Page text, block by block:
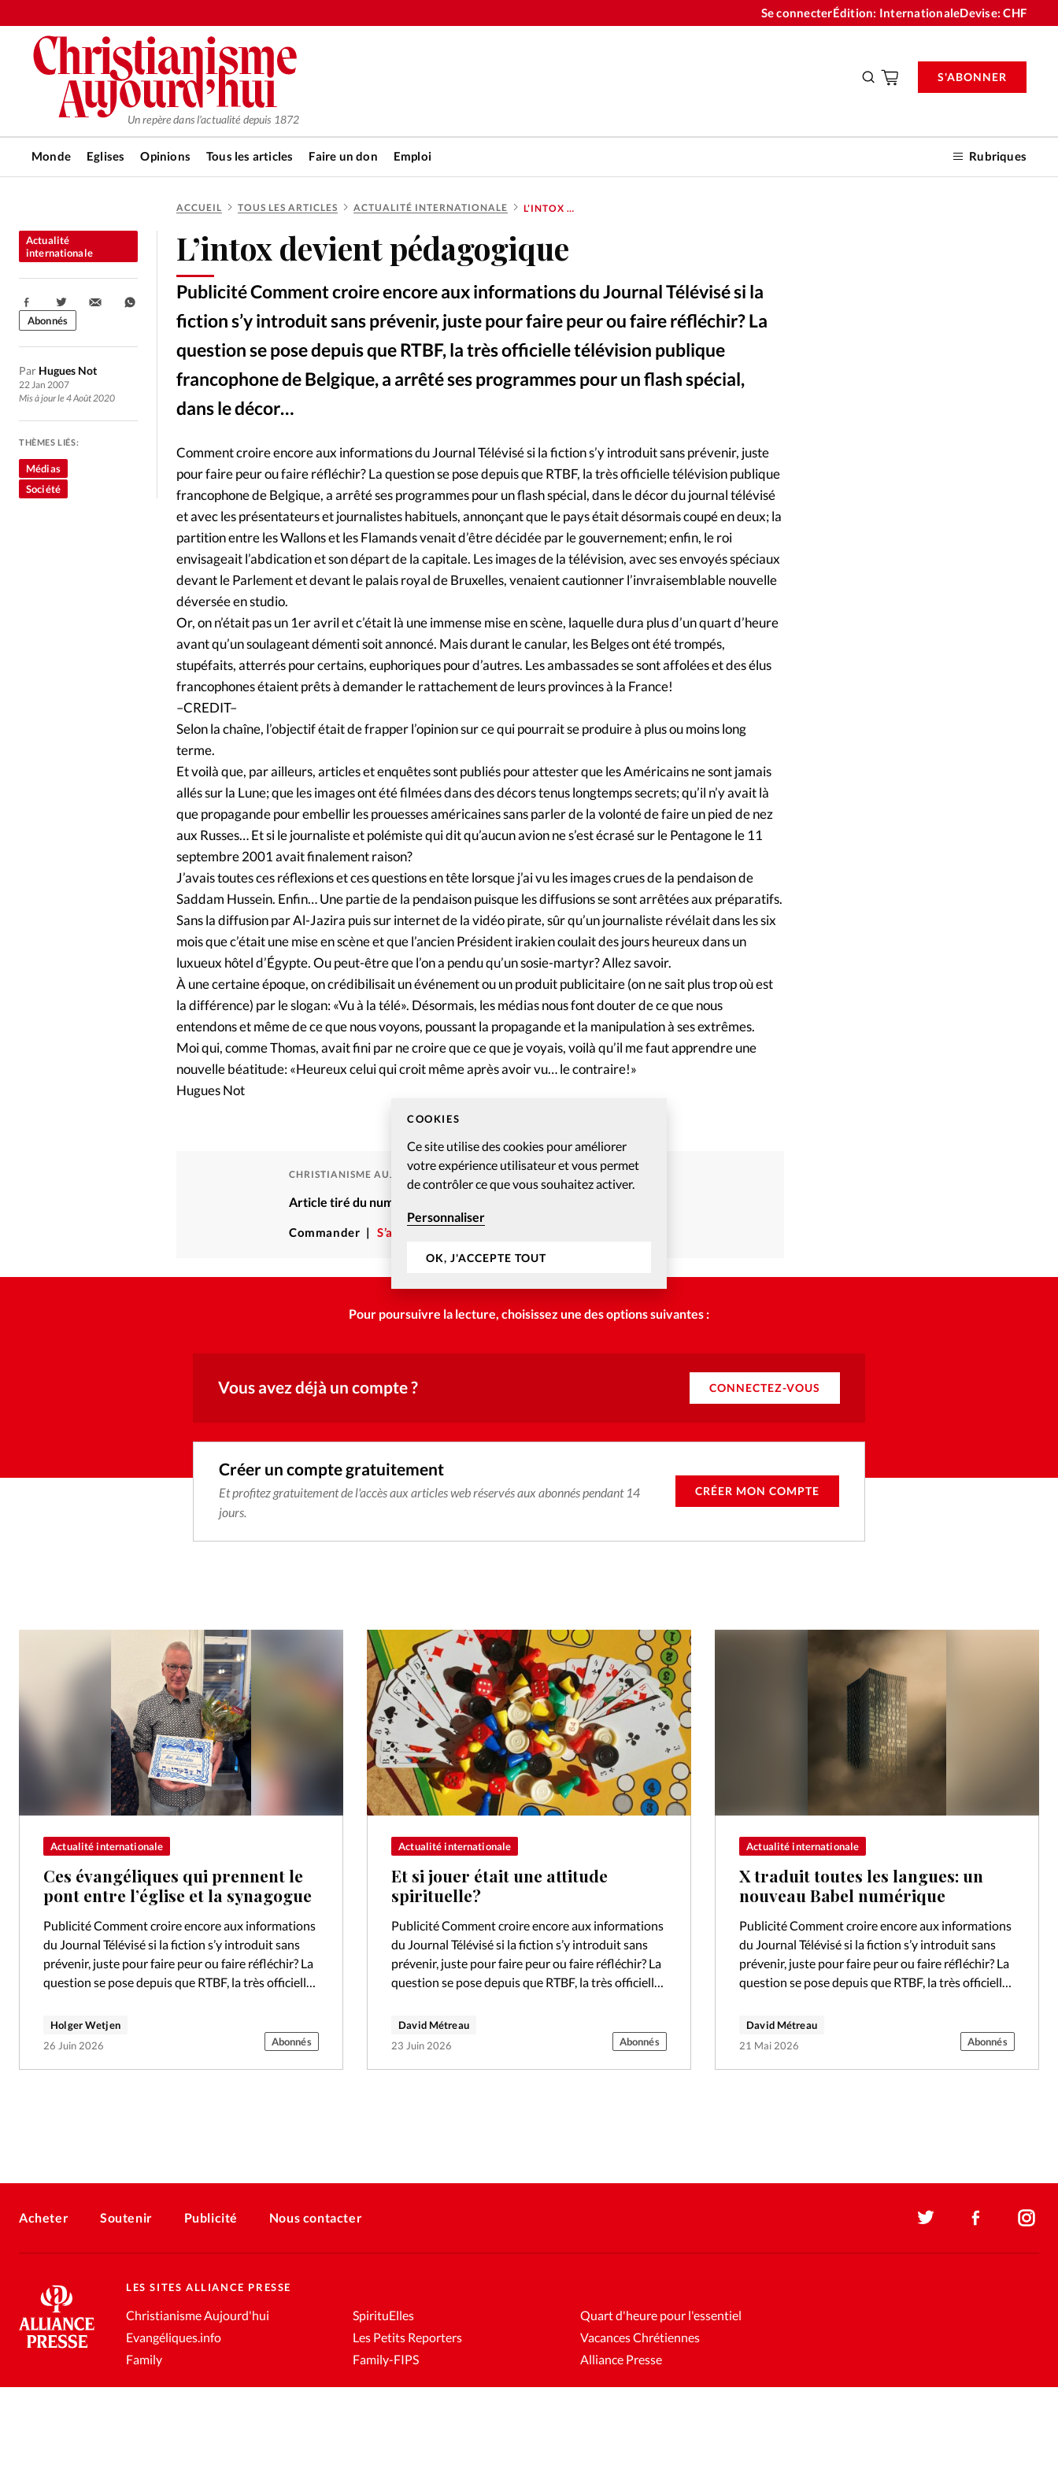
COOKIES
Ce site utilise des cookies pour améliorer
votre expérience utilisateur et vous permet
de contrôler ce que vous souhaitez activer.
Personnaliser
OK, J'ACCEPTE TOUT
Se connecterÉdition: InternationaleDevise:CHF
Un repère dans l'actualité depuis 1872
Monde Eglises Opinions Tous les articles Faire un don Emploi Rubriques
S'ABONNER
RUBRIQUES
Tous les articles
Actualité chrétienne
Actualité internationale
Chronique
Culture
Dossier Eglises
Foi
Génération réveil
Monde
Publireportage
Relations Aujourd'hui
Société
Tour du monde des Eglises
Vécu Vie Intérieure
Faire un don
La boutique
À propos
Mon compte
Changemement d'adresse
Nous contacter
Emploi
ACCUEIL TOUS LES ARTICLES ACTUALITÉ INTERNATIONALE L’INTOX DEVIENT PÉDAGOGIQUE
L’intox devient pédagogique
Publicité Comment croire encore aux informations du Journal Télévisé si la
fiction s’y introduit sans prévenir, juste pour faire peur ou faire réfléchir? La
question se pose depuis que RTBF, la très officielle télévision publique
francophone de Belgique, a arrêté ses programmes pour un flash spécial,
dans le décor…
Actualité
internationale
Par Hugues Not
22 Jan 2007
Mis à jour le 4 Août 2020
Partager:
Abonnés
THÈMES LIÉS:
Médias
Société
Comment croire encore aux informations du Journal Télévisé si la fiction s’y introduit sans prévenir, juste
pour faire peur ou faire réfléchir? La question se pose depuis que RTBF, la très officielle télévision publique
francophone de Belgique, a arrêté ses programmes pour un flash spécial, dans le décor du journal télévisé
et avec les présentateurs et journalistes habituels, annonçant que le pays était désormais coupé en deux; la
partition entre les Wallons et les Flamands venait d’être décidée par le gouvernement; enfin, le roi
envisageait l’abdication et son départ de la capitale. Les images de la télévision, avec ses envoyés spéciaux
devant le Parlement et devant le palais royal de Bruxelles, venaient cautionner l’invraisemblable nouvelle
déversée en studio.
Or, on n’était pas un 1er avril et c’était là une immense mise en scène, laquelle dura plus d’un quart d’heure
avant qu’un soulageant démenti soit annoncé. Mais durant le canular, les Belges ont été trompés,
stupéfaits, atterrés pour certains, euphoriques pour d’autres. Les ambassades se sont affolées et des élus
francophones étaient prêts à demander le rattachement de leurs provinces à la France!
–CREDIT–
Selon la chaîne, l’objectif était de frapper l’opinion sur ce qui pourrait se produire à plus ou moins long
terme.
Et voilà que, par ailleurs, articles et enquêtes sont publiés pour attester que les Américains ne sont jamais
allés sur la Lune; que les images ont été filmées dans des décors tenus longtemps secrets; qu’il n’y avait là
que propagande pour embellir les prouesses américaines sans parler de la volonté de faire un pied de nez
aux Russes… Et si le journaliste et polémiste qui dit qu’aucun avion ne s’est écrasé sur le Pentagone le 11
septembre 2001 avait finalement raison?
J’avais toutes ces réflexions et ces questions en tête lorsque j’ai vu les images crues de la pendaison de
Saddam Hussein. Enfin… Une partie de la pendaison puisque les diffusions se sont arrêtées aux préparatifs.
Sans la diffusion par Al-Jazira puis sur internet de la vidéo pirate, sûr qu’un journaliste révélait dans les six
mois que c’était une mise en scène et que l’ancien Président irakien coulait des jours heureux dans un
luxueux hôtel d’Égypte. Ou peut-être que l’on a pendu qu’un sosie-martyr? Allez savoir.
À une certaine époque, on crédibilisait un événement ou un produit publicitaire (on ne sait plus trop où est
la différence) par le slogan: «Vu à la télé». Désormais, les médias nous font douter de ce que nous
entendons et même de ce que nous voyons, poussant la propagande et la manipulation à ses extrêmes.
Moi qui, comme Thomas, avait fini par ne croire que ce que je voyais, voilà qu’il me faut apprendre une
nouvelle béatitude: «Heureux celui qui croit même après avoir vu… le contraire!»
Hugues Not
CHRISTIANISME AUJOURD'HUI
Article tiré du numéro Christianisme Aujourd’hui – Février 2007
Commander S’abonner
Pour poursuivre la lecture, choisissez une des options suivantes :
Vous avez déjà un compte ? CONNECTEZ-VOUS
Créer un compte gratuitement
Et profitez gratuitement de l'accès aux articles web réservés aux abonnés pendant 14
jours.
CRÉER MON COMPTE
Actualité internationale
Ces évangéliques qui prennent le
pont entre l’église et la synagogue
Publicité Comment croire encore aux informations
du Journal Télévisé si la fiction s’y introduit sans
prévenir, juste pour faire peur ou faire réfléchir? La
question se pose depuis que RTBF, la très officielle
Holger Wetjen
26 Juin 2026
Abonnés
Actualité internationale
Et si jouer était une attitude
spirituelle?
Publicité Comment croire encore aux informations
du Journal Télévisé si la fiction s’y introduit sans
prévenir, juste pour faire peur ou faire réfléchir? La
question se pose depuis que RTBF, la très officielle
David Métreau
23 Juin 2026
Abonnés
Actualité internationale
X traduit toutes les langues: un
nouveau Babel numérique
Publicité Comment croire encore aux informations
du Journal Télévisé si la fiction s’y introduit sans
prévenir, juste pour faire peur ou faire réfléchir? La
question se pose depuis que RTBF, la très officielle
David Métreau
21 Mai 2026
Abonnés
Acheter Soutenir Publicité Nous contacter
LES SITES ALLIANCE PRESSE
Christianisme Aujourd'hui
Evangéliques.info
Family
SpirituElles
Les Petits Reporters
Family-FIPS
Quart d'heure pour l'essentiel
Vacances Chrétiennes
Alliance Presse